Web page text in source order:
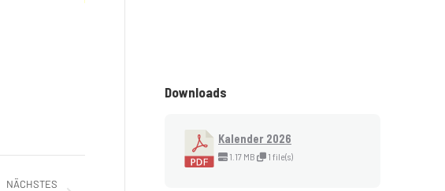
NÄCHSTES
Downloads
Kalender 2026
1.17 MB 1 file(s)